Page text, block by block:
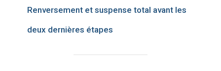
Renversement et suspense total avant les
deux dernières étapes